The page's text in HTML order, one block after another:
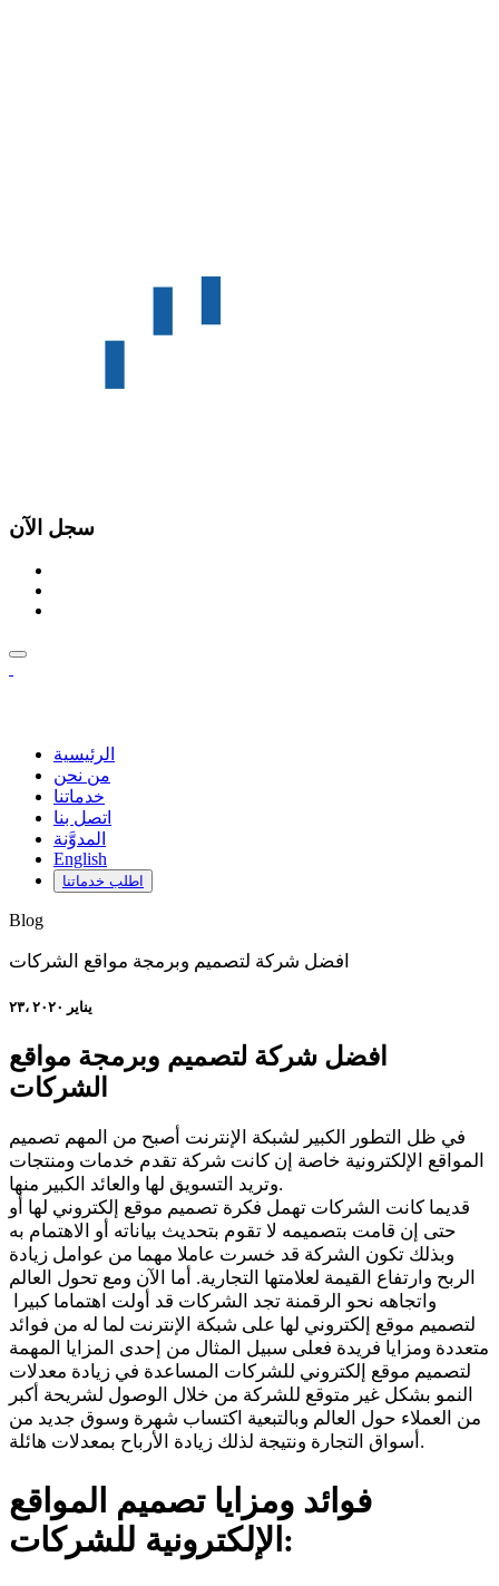
سجل الآن
الرئيسية
من نحن
خدماتنا
اتصل بنا
المدوَّنة
English
اطلب خدماتنا
Blog
افضل شركة لتصميم وبرمجة مواقع الشركات
۲۳، يناير ۲۰۲۰
افضل شركة لتصميم وبرمجة مواقع
الشركات
في ظل التطور الكبير لشبكة الإنترنت أصبح من المهم تصميم
المواقع الإلكترونية خاصة إن كانت شركة تقدم خدمات ومنتجات
وتريد التسويق لها والعائد الكبير منها.
قديما كانت الشركات تهمل فكرة تصميم موقع إلكتروني لها أو
حتى إن قامت بتصميمه لا تقوم بتحديث بياناته أو الاهتمام به
وبذلك تكون الشركة قد خسرت عاملا مهما من عوامل زيادة
الربح وارتفاع القيمة لعلامتها التجارية. أما الآن ومع تحول العالم
واتجاهه نحو الرقمنة تجد الشركات قد أولت اهتماما كبيرا
لتصميم موقع إلكتروني لها على شبكة الإنترنت لما له من فوائد
متعددة ومزايا فريدة فعلى سبيل المثال من إحدى المزايا المهمة
لتصميم موقع إلكتروني للشركات المساعدة في زيادة معدلات
النمو بشكل غير متوقع للشركة من خلال الوصول لشريحة أكبر
من العملاء حول العالم وبالتبعية اكتساب شهرة وسوق جديد من
أسواق التجارة ونتيجة لذلك زيادة الأرباح بمعدلات هائلة.
فوائد ومزايا تصميم المواقع
الإلكترونية للشركات: